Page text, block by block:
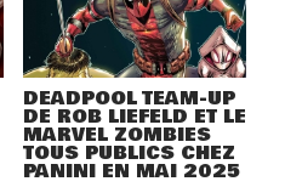
DEADPOOL TEAM-UP
DE ROB LIEFELD ET LE
MARVEL ZOMBIES
TOUS PUBLICS CHEZ
PANINI EN MAI 2025